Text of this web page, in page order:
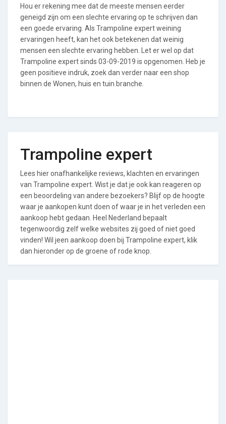
Hou er rekening mee dat de meeste mensen eerder
geneigd zijn om een slechte ervaring op te schrijven dan
een goede ervaring. Als Trampoline expert weining
ervaringen heeft, kan het ook betekenen dat weinig
mensen een slechte ervaring hebben. Let er wel op dat
Trampoline expert sinds 03-09-2019 is opgenomen. Heb je
geen positieve indruk, zoek dan verder naar een shop
binnen de Wonen, huis en tuin branche.
Trampoline expert
Lees hier onafhankelijke reviews, klachten en ervaringen
van Trampoline expert. Wist je dat je ook kan reageren op
een beoordeling van andere bezoekers? Blijf op de hoogte
waar je aankopen kunt doen of waar je in het verleden een
aankoop hebt gedaan. Heel Nederland bepaalt
tegenwoordig zelf welke websites zij goed of niet goed
vinden! Wil jeen aankoop doen bij Trampoline expert, klik
dan hieronder op de groene of rode knop.